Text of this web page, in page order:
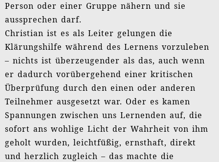
Person oder einer Gruppe nähern und sie
aussprechen darf.
Christian ist es als Leiter gelungen die
Klärungshilfe während des Lernens vorzuleben
– nichts ist überzeugender als das, auch wenn
er dadurch vorübergehend einer kritischen
Überprüfung durch den einen oder anderen
Teilnehmer ausgesetzt war. Oder es kamen
Spannungen zwischen uns Lernenden auf, die
sofort ans wohlige Licht der Wahrheit von ihm
geholt wurden, leichtfüßig, ernsthaft, direkt
und herzlich zugleich – das machte die